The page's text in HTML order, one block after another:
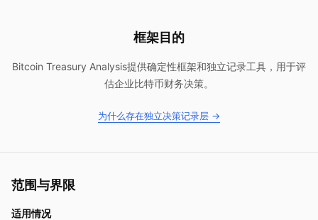
框架目的
Bitcoin Treasury Analysis提供确定性框架和独立记录工具，用于评
估企业比特币财务决策。
为什么存在独立决策记录层 →
范围与界限
适用情况